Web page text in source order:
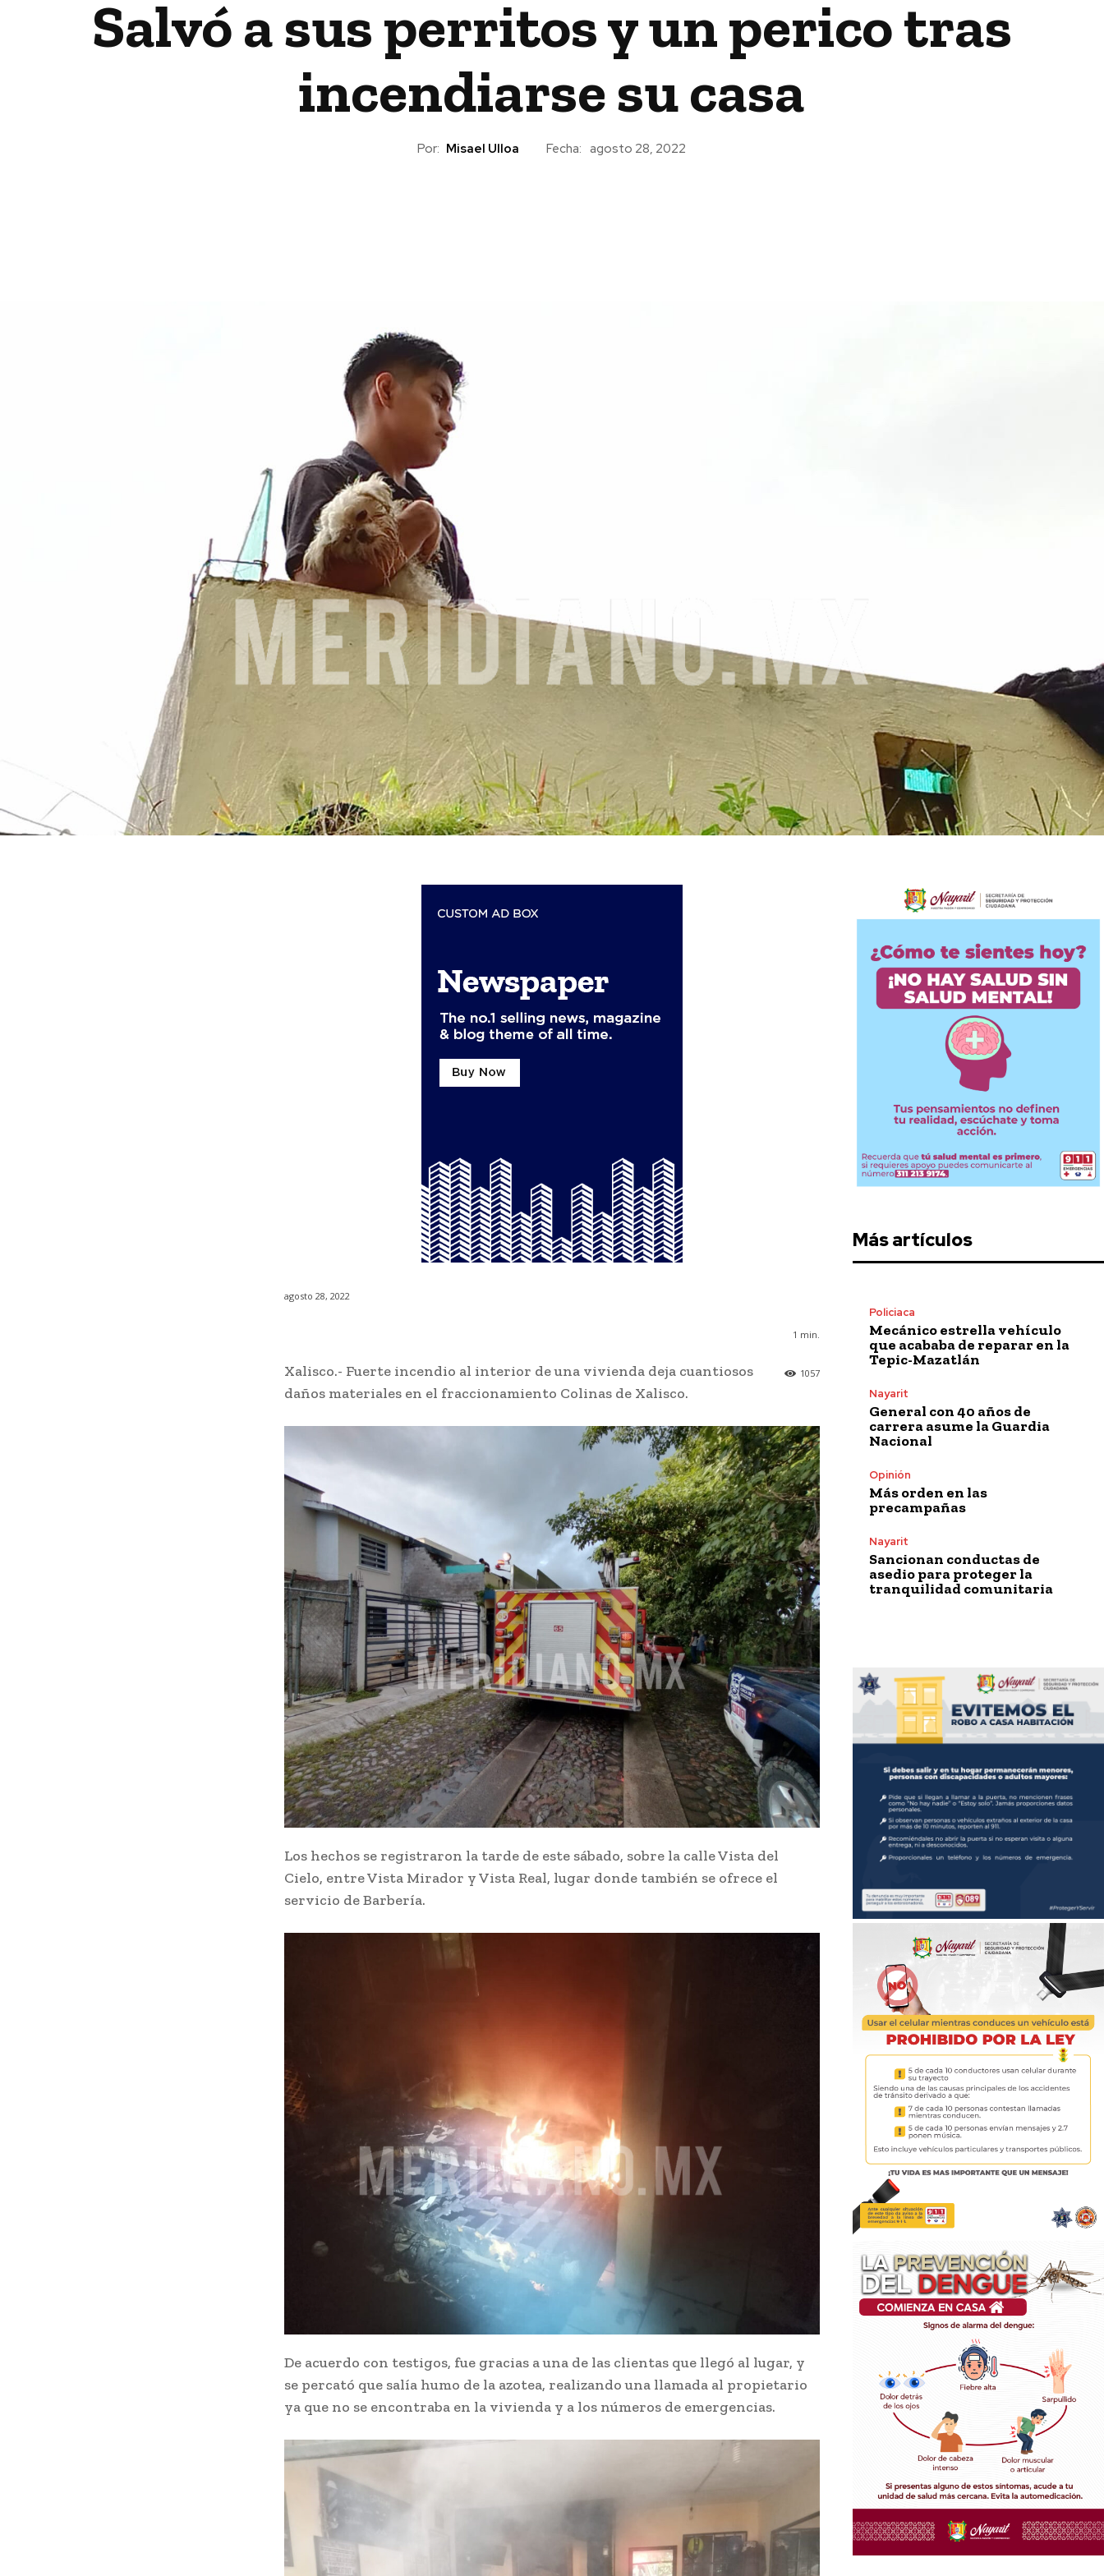
Salvó a sus perritos y un perico tras
incendiarse su casa
Por: Misael Ulloa Fecha: agosto 28, 2022
agosto 28, 2022
1 min.
1057
Xalisco.- Fuerte incendio al interior de una vivienda deja cuantiosos
daños materiales en el fraccionamiento Colinas de Xalisco.
Los hechos se registraron la tarde de este sábado, sobre la calle Vista del
Cielo, entre Vista Mirador y Vista Real, lugar donde también se ofrece el
servicio de Barbería.
De acuerdo con testigos, fue gracias a una de las clientas que llegó al lugar, y
se percató que salía humo de la azotea, realizando una llamada al propietario
ya que no se encontraba en la vivienda y a los números de emergencias.
Más artículos
Policiaca
Mecánico estrella vehículo
que acababa de reparar en la
Tepic-Mazatlán
Nayarit
General con 40 años de
carrera asume la Guardia
Nacional
Opinión
Más orden en las
precampañas
Nayarit
Sancionan conductas de
asedio para proteger la
tranquilidad comunitaria